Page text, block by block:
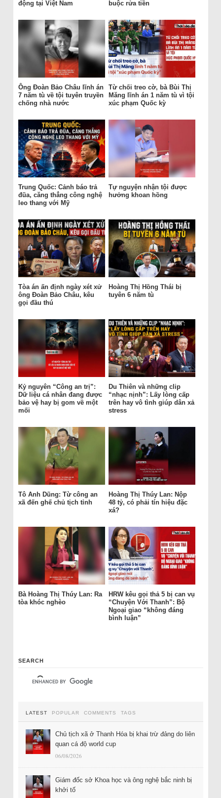
động tại Việt Nam buộc rửa tiền
Ông Đoàn Bảo Châu lĩnh án
7 năm tù về tội tuyên truyền
chống nhà nước
Từ chối treo cờ, bà Bùi Thị
Măng lĩnh án 1 năm tù vì tội
xúc phạm Quốc kỳ
Trung Quốc: Cảnh báo trả
đũa, căng thẳng công nghệ
leo thang với Mỹ
Tự nguyện nhận tội được
hưởng khoan hồng
Tòa án ấn định ngày xét xử
ông Đoàn Bảo Châu, kêu
gọi đầu thú
Hoàng Thị Hồng Thái bị
tuyên 6 năm tù
Kỷ nguyên “Công an trị”:
Dữ liệu cá nhân đang được
bảo vệ hay bị gom về một
mối
Du Thiên và những clip
“nhạc nịnh”: Lấy lòng cấp
trên hay vô tình giúp dân xả
stress
Tô Anh Dũng: Từ công an
xã đến ghế chủ tịch tỉnh
Hoàng Thị Thúy Lan: Nộp
48 tỷ, có phải tín hiệu đặc
xá?
Bà Hoàng Thị Thúy Lan: Ra
tòa khóc nghèo
HRW kêu gọi thả 5 bị can vụ
“Chuyện Với Thanh”: Bộ
Ngoại giao “không đáng
bình luận”
SEARCH
LATEST POPULAR COMMENTS TAGS
Chủ tịch xã ở Thanh Hóa bị khai trừ đảng do liên
quan cá độ world cup
06/08/2026
Giám đốc sở Khoa học và ông nghệ bắc ninh bị
khởi tố